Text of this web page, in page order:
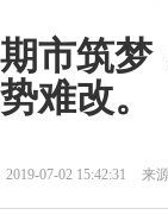
期市筑梦
势难改。
2019-07-02 15:42:31 来